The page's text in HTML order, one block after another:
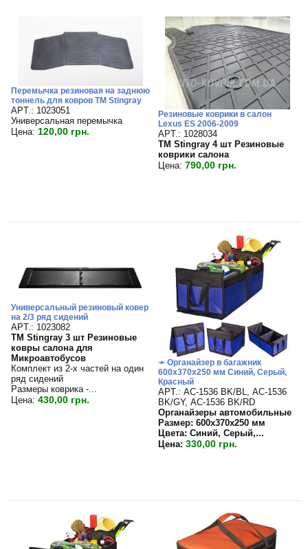
Перемычка резиновая на заднюю
тоннель для ковров TM Stingray
APT.: 1023051
Универсальная перемычка
Цена: 120,00 грн.
Резиновые коврики в салон
Lexus ES 2006-2009
APT.: 1028034
TM Stingray 4 шт Резиновые
коврики салона
Цена: 790,00 грн.
Универсальный резиновый ковер
на 2/3 ряд сидений
APT.: 1023082
TM Stingray 3 шт Резиновые
ковры салона для
Микроавтобусов
Комплект из 2-х частей на один
ряд сидений
Размеры коврика -...
Цена: 430,00 грн.
➛ Органайзер в багажник
600х370х250 мм Синий, Серый,
Красный
APT.: АС-1536 BK/BL, АС-1536
BK/GY, АС-1536 BK/RD
Органайзеры автомобильные
Размер: 600х370х250 мм
Цвета: Синий, Серый,...
Цена: 330,00 грн.